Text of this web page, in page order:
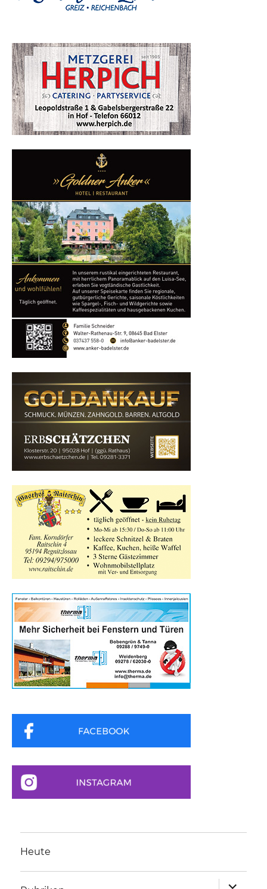
Heute